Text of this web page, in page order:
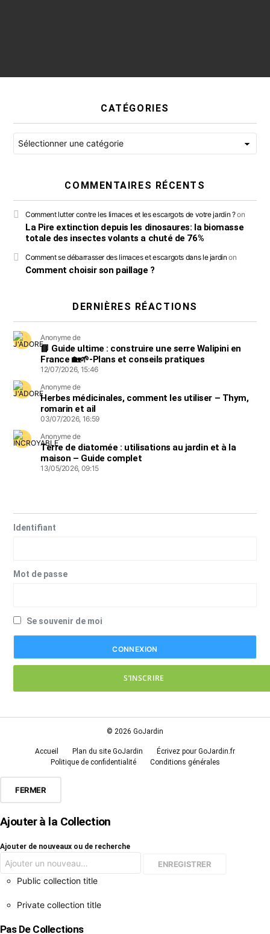
CATÉGORIES
COMMENTAIRES RÉCENTS
Comment lutter contre les limaces et les escargots de votre jardin ?on
La Pire extinction depuis les dinosaures: la biomasse
totale des insectes volants a chuté de 76%
Comment se débarrasser des limaces et escargots dans le jardin on
Comment choisir son paillage ?
DERNIÈRES RÉACTIONS
Anonyme de
📘 Guide ultime : construire une serre Walipini en
France 🏡🌱-Plans et conseils pratiques
12/07/2026, 15:46
Anonyme de
Herbes médicinales, comment les utiliser – Thym,
romarin et ail
03/07/2026, 16:59
Anonyme de
Terre de diatomée : utilisations au jardin et à la
maison – Guide complet
13/05/2026, 09:15
Identifiant
Mot de passe
Se souvenir de moi
S’INSCRIRE
© 2026 GoJardin
Accueil Plan du site GoJardin
Écrivez pour GoJardin.fr
Politique de confidentialité
Conditions générales
FERMER
Ajouter à la Collection
Ajouter de nouveaux ou de recherche
Public collection title
Private collection title
Pas De Collections